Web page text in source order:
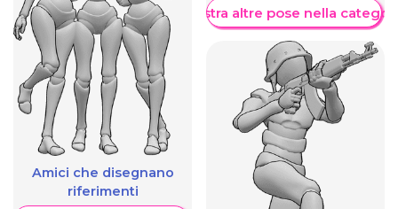
Amici che disegnano
riferimenti
Mostra altre pose nella